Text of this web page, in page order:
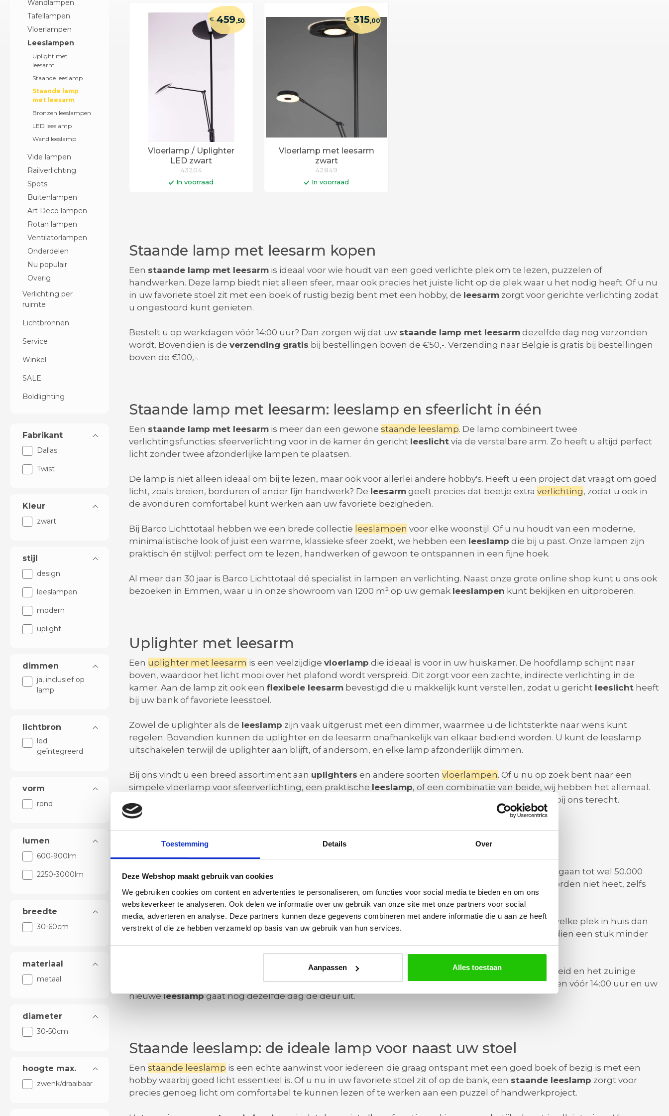
Toestemming Details Over
Deze Webshop maakt gebruik van cookies
We gebruiken cookies om content en advertenties te personaliseren, om functies voor social media te bieden en om ons
websiteverkeer te analyseren. Ook delen we informatie over uw gebruik van onze site met onze partners voor social
media, adverteren en analyse. Deze partners kunnen deze gegevens combineren met andere informatie die u aan ze heeft
verstrekt of die ze hebben verzameld op basis van uw gebruik van hun services.
Aanpassen Alles toestaan
Wandlampen
Tafellampen
Vloerlampen
Leeslampen
Uplight met
leesarm
Staande leeslamp
Staande lamp
met leesarm
Bronzen leeslampen
LED leeslamp
Wand leeslamp
Vide lampen
Railverlichting
Spots
Buitenlampen
Art Deco lampen
Rotan lampen
Ventilatorlampen
Onderdelen
Nu populair
Overig
Verlichting per
ruimte
Lichtbronnen
Service
Winkel
SALE
Boldlighting
Fabrikant
Dallas
Twist
Kleur
zwart
stijl
design
leeslampen
modern
uplight
dimmen
ja, inclusief op
lamp
lichtbron
led
geïntegreerd
vorm
rond
lumen
600-900lm
2250-3000lm
breedte
30-60cm
materiaal
metaal
diameter
30-50cm
hoogte max.
zwenk/draaibaar
Vloerlamp / Uplighter
LED zwart
€459,50
43204
In voorraad
Vloerlamp met leesarm
zwart
€315,00
42849
In voorraad
Staande lamp met leesarm kopen
Een staande lamp met leesarmis ideaal voor wie houdt van een goed verlichte plek om te lezen, puzzelen of
handwerken. Deze lamp biedt niet alleen sfeer, maar ook precies het juiste licht op de plek waar u het nodig heeft. Of u nu
in uw favoriete stoel zit met een boek of rustig bezig bent met een hobby, de leesarmzorgt voor gerichte verlichting zodat
u ongestoord kunt genieten.
Bestelt u op werkdagen vóór 14:00 uur? Dan zorgen wij dat uw staande lamp met leesarmdezelfde dag nog verzonden
wordt. Bovendien is de verzending gratis bij bestellingen boven de €50,-. Verzending naar België is gratis bij bestellingen
boven de €100,-.
Staande lamp met leesarm: leeslamp en sfeerlicht in één
Een staande lamp met leesarmis meer dan een gewone staande leeslamp. De lamp combineert twee
verlichtingsfuncties: sfeerverlichting voor in de kamer én gericht leeslichtvia de verstelbare arm. Zo heeft u altijd perfect
licht zonder twee afzonderlijke lampen te plaatsen.
De lamp is niet alleen ideaal om bij te lezen, maar ook voor allerlei andere hobby's. Heeft u een project dat vraagt om goed
licht, zoals breien, borduren of ander fijn handwerk? De leesarmgeeft precies dat beetje extra verlichting, zodat u ook in
de avonduren comfortabel kunt werken aan uw favoriete bezigheden.
Bij Barco Lichttotaal hebben we een brede collectie leeslampen voor elke woonstijl. Of u nu houdt van een moderne,
minimalistische look of juist een warme, klassieke sfeer zoekt, we hebben een leeslamp die bij u past. Onze lampen zijn
praktisch én stijlvol: perfect om te lezen, handwerken of gewoon te ontspannen in een fijne hoek.
Al meer dan 30 jaar is Barco Lichttotaal dé specialist in lampen en verlichting. Naast onze grote online shop kunt u ons ook
bezoeken in Emmen, waar u in onze showroom van 1200 m² op uw gemak leeslampen kunt bekijken en uitproberen.
Uplighter met leesarm
Een uplighter met leesarm is een veelzijdige vloerlamp die ideaal is voor in uw huiskamer. De hoofdlamp schijnt naar
boven, waardoor het licht mooi over het plafond wordt verspreid. Dit zorgt voor een zachte, indirecte verlichting in de
kamer. Aan de lamp zit ook een flexibele leesarmbevestigd die u makkelijk kunt verstellen, zodat u gericht leeslichtheeft
bij uw bank of favoriete leesstoel.
Zowel de uplighter als de leeslamp zijn vaak uitgerust met een dimmer, waarmee u de lichtsterkte naar wens kunt
regelen. Bovendien kunnen de uplighter en de leesarm onafhankelijk van elkaar bediend worden. U kunt de leeslamp
uitschakelen terwijl de uplighter aan blijft, of andersom, en elke lamp afzonderlijk dimmen.
Bij ons vindt u een breed assortiment aan uplighters en andere soorten vloerlampen. Of u nu op zoek bent naar een
simpele vloerlamp voor sfeerverlichting, een praktische leeslamp, of een combinatie van beide, wij hebben het allemaal.
die ook een leesfunctie heeft, kunt u ook bij ons terecht.
LED leeslamp: zuinig en langdurig licht
DeLED leeslamp
is een uitkomst als u comfort en energiebesparing belangrijk vindt. Deze lampen gaan tot wel 50.000
uur mee, dus u kunt lang genieten van goed licht zonder steeds lampen te hoeven wisselen. Ze worden niet heet, zelfs
niet na lang gebruik, en zijn daardoor veilig en prettig in gebruik.
U kunt de helderheid van deLED leeslampmakkelijk zelf instellen met een dimmer, perfect voor welke plek in huis dan
ook. Zo heeft u overdag meer licht en 's avonds een rustiger sfeer.
verbruikt bovendien een stuk minder
stroom dan traditionele lichtbronnen, goed voor uw energierekening én voor het milieu.
combineert het beste van twee werelden: de duurzaamheid en het zuinige
verbruik van led, met het praktische comfort van een verstelbare arm. Bij ons bestelt u op werkdagen vóór 14:00 uur en uw
nieuweleeslampgaat nog dezelfde dag de deur uit.
Staande leeslamp: de ideale lamp voor naast uw stoel
Een staande leeslamp is een echte aanwinst voor iedereen die graag ontspant met een goed boek of bezig is met een
hobby waarbij goed licht essentieel is. Of u nu in uw favoriete stoel zit of op de bank, een staande leeslamp zorgt voor
precies genoeg licht om comfortabel te kunnen lezen of te werken aan een puzzel of handwerkproject.